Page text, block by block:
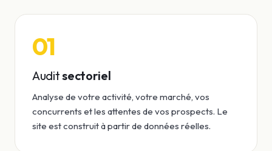
01
Auditsectoriel
Analyse de votre activité, votre marché, vos
concurrents et les attentes de vos prospects. Le
site est construit à partir de données réelles.